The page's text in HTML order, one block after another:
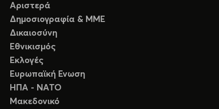
Αριστερά
Δημοσιογραφία & ΜΜΕ
Δικαιοσύνη
Εθνικισμός
Εκλογές
Ευρωπαϊκή Ενωση
ΗΠΑ - ΝΑΤΟ
Μακεδονικό